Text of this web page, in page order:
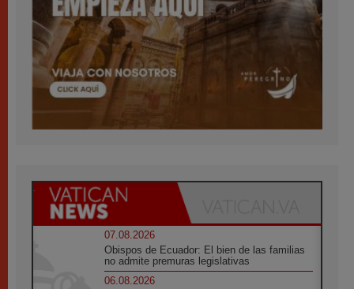
07.08.2026
Obispos de Ecuador: El bien de las familias
no admite premuras legislativas
06.08.2026